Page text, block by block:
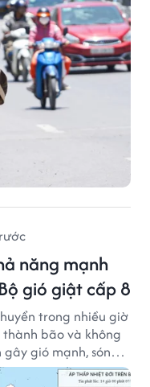
năng mạnh
gió giật cấp 8
trong nhiều giờ
bão và không
gió mạnh, sóng